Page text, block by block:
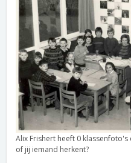
Alix Frishert heeft 0
of jij iemand herkent?